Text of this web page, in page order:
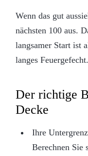
Wenn das gut
nächsten 100 aus.
langsamer Start ist
langes Feuergefecht.
Der richtige
Decke
Ihre
Berechnen Sie